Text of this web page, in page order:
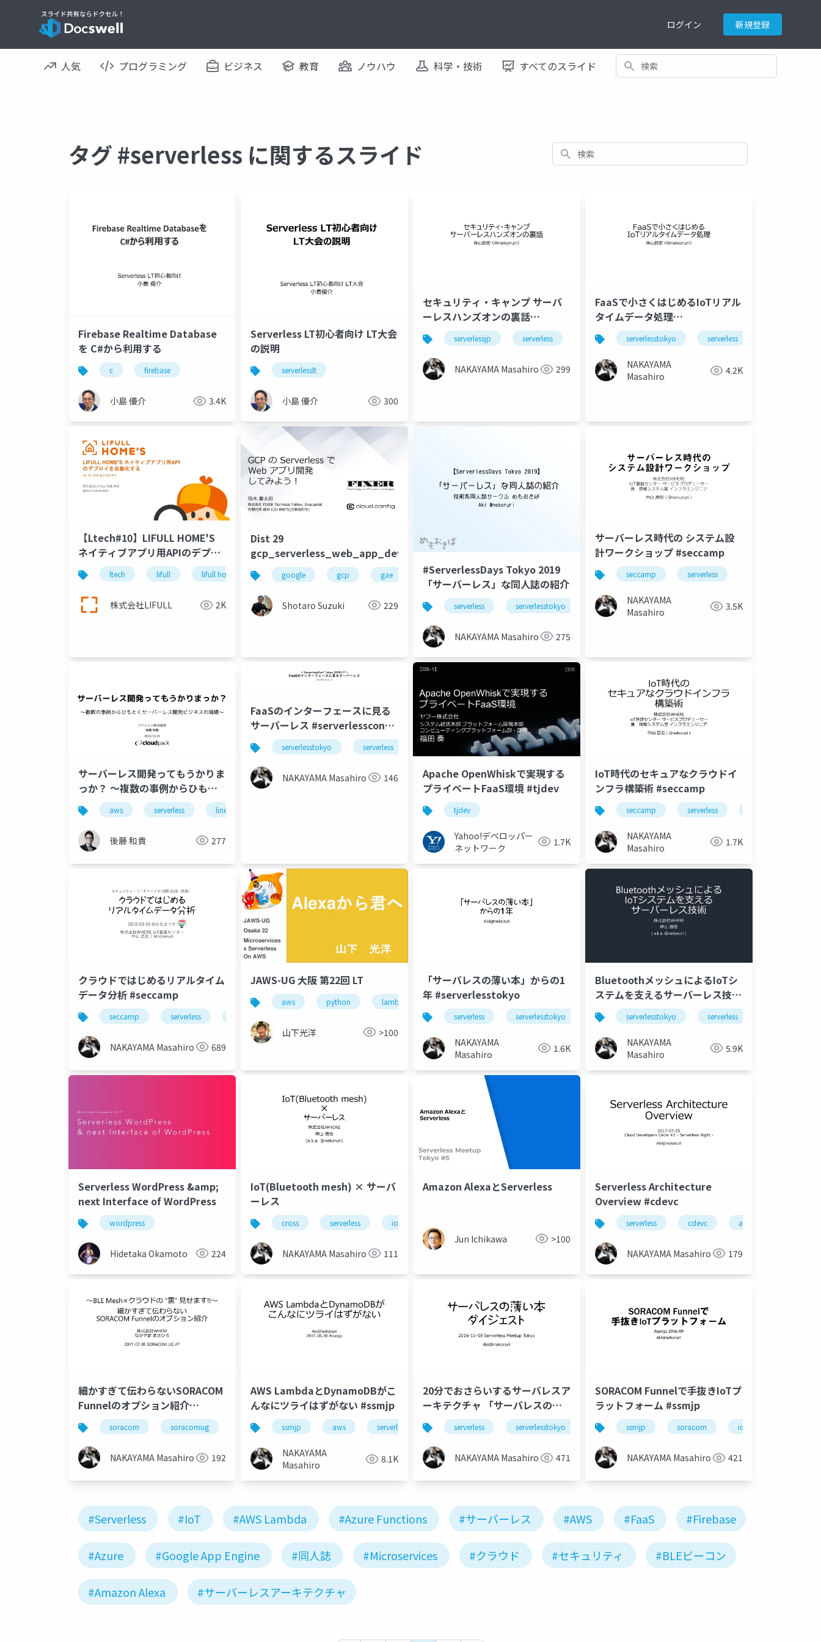
ログイン 新規登録
人気 プログラミング ビジネス 教育 ノウハウ 科学・技術 すべてのスライド 検索
タグ #serverless に関するスライド 検索
Firebase Realtime Database
を C#から利用する
c firebase
小島 優介 3.4K
Serverless LT初心者向け LT大会
の説明
serverlesslt
小島 優介 300
セキュリティ・キャンプ サーバ
ーレスハンズオンの裏話
#serverlessjp
serverlessjp serverless
NAKAYAMA Masahiro 299
FaaSで小さくはじめるIoTリアル
タイムデータ処理
#serverlesstokyo
serverlesstokyo serverless
NAKAYAMA
Masahiro
4.2K
【Ltech#10】LIFULL HOME'S
ネイティブアプリ用APIのデプロ
イを自動化する
ltech lifull lifull home's api aws 自動化 auto rollback canary release parameter store api gateway id
株式会社LIFULL 2K
Dist 29
gcp_serverless_web_app_development
google gcp gae cloud run cloud run on gke vue.
Shotaro Suzuki 229
#ServerlessDays Tokyo 2019
「サーバーレス」な同人誌の紹介
serverless serverlesstokyo techbook
NAKAYAMA Masahiro 275
サーバーレス時代の システム設
計ワークショップ #seccamp
seccamp serverless
NAKAYAMA
Masahiro
3.5K
サーバーレス開発ってもうかりま
っか？ 〜複数の事例からひもと
くサーバーレス開発ビジネスの現
場〜
aws serverless line
後藤 和貴 277
FaaSのインターフェースに見る
サーバーレス #serverlessconf
#serverlesstokyo
serverlesstokyo serverless azure gcp
NAKAYAMA Masahiro 146
Apache OpenWhiskで実現する
プライベートFaaS環境 #tjdev
tjdev
Yahoo!デベロッパー
ネットワーク
1.7K
IoT時代のセキュアなクラウドイ
ンフラ構築術 #seccamp
seccamp serverless
NAKAYAMA
Masahiro
1.7K
クラウドではじめるリアルタイム
データ分析 #seccamp
seccamp serverless
NAKAYAMA Masahiro 689
JAWS-UG 大阪 第22回 LT
aws python lambda alexa
山下光洋 >100
「サーバレスの薄い本」からの1
年 #serverlesstokyo
serverless serverlesstokyo アウトプットしないのは知的な便秘
NAKAYAMA
Masahiro
1.6K
BluetoothメッシュによるIoTシ
ステムを支えるサーバーレス技術
#serverlesstokyo
serverlesstokyo serverless
NAKAYAMA
Masahiro
5.9K
Serverless WordPress &amp;
next Interface of WordPress
wordpress
Hidetaka Okamoto 224
IoT(Bluetooth mesh) × サーバ
ーレス
cross serverless iot
NAKAYAMA Masahiro 111
Amazon AlexaとServerless
Jun Ichikawa >100
Serverless Architecture
Overview #cdevc
serverless cdevc aws
NAKAYAMA Masahiro 179
細かすぎて伝わらないSORACOM
Funnelのオプション紹介
#soracomug
soracom soracomug exbeacon serverless lambda kinesis
NAKAYAMA Masahiro 192
AWS LambdaとDynamoDBがこ
んなにツライはずがない #ssmjp
ssmjp aws serverless lambda dynamodb
NAKAYAMA
Masahiro
8.1K
20分でおさらいするサーバレスア
ーキテクチャ 「サーバレスの薄
い本ダイジェスト」
#serverlesstokyo
serverless serverlesstokyo
NAKAYAMA Masahiro 471
SORACOM Funnelで手抜きIoTプ
ラットフォーム #ssmjp
ssmjp soracom iot
NAKAYAMA Masahiro 421
#Serverless #IoT #AWS Lambda #Azure Functions #サーバーレス #AWS #FaaS #Firebase
#Azure #Google App Engine #同人誌 #Microservices #クラウド #セキュリティ #BLEビーコン
#Amazon Alexa #サーバーレスアーキテクチャ